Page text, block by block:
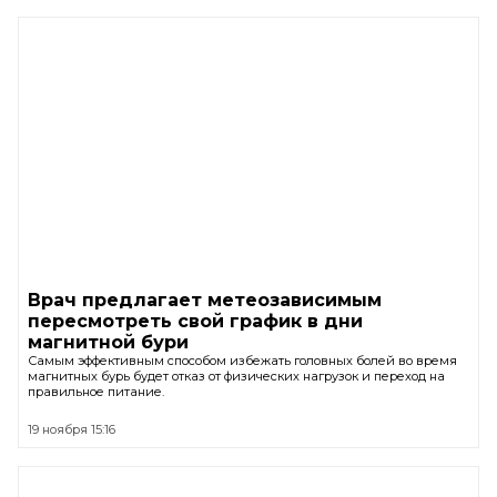
Врач предлагает метеозависимым
пересмотреть свой график в дни
магнитной бури
Самым эффективным способом избежать головных болей во время
магнитных бурь будет отказ от физических нагрузок и переход на
правильное питание.
19 ноября 15:16